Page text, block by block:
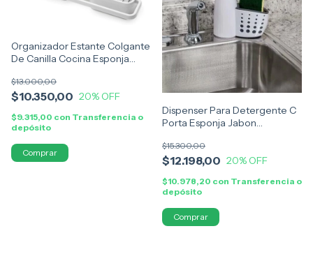
Organizador Estante Colgante
De Canilla Cocina Esponja
$10.350,00
$13.000,00
20% OFF
$9.315,00 con Transferencia o
depósito
Dispenser Para Detergente C
Porta Esponja Jabon
$12.198,00
$15.300,00
20% OFF
$10.978,20 con Transferencia o
depósito